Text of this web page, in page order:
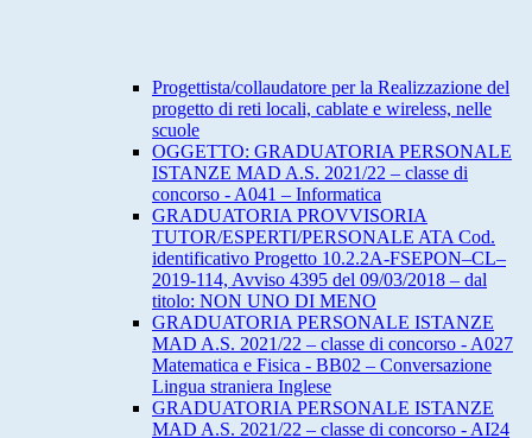
Progettista/collaudatore per la Realizzazione del
progetto di reti locali, cablate e wireless, nelle
scuole
OGGETTO: GRADUATORIA PERSONALE
ISTANZE MAD A.S. 2021/22 – classe di
concorso - A041 – Informatica
GRADUATORIA PROVVISORIA
TUTOR/ESPERTI/PERSONALE ATA Cod.
identificativo Progetto 10.2.2A-FSEPON–CL–
2019-114, Avviso 4395 del 09/03/2018 – dal
titolo: NON UNO DI MENO
GRADUATORIA PERSONALE ISTANZE
MAD A.S. 2021/22 – classe di concorso - A027
Matematica e Fisica - BB02 – Conversazione
Lingua straniera Inglese
GRADUATORIA PERSONALE ISTANZE
MAD A.S. 2021/22 – classe di concorso - AI24